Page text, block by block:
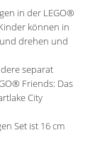
in der LEGO®
können in
drehen und
separat
Friends: Das
City
Set ist 16 cm